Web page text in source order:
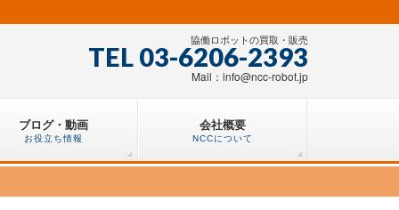
協働ロボットの買取・販売
TEL 03-6206-2393
Mail：info@ncc-robot.jp
ブログ・動画
お役立ち情報
会社概要
NCCについて